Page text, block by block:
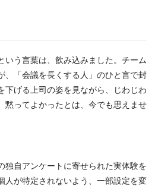
いう言葉は、飲み込みました。チーム
、「会議を長くする人」のひと言で封
下げる上司の姿を見ながら、じわじわ
黙ってよかったとは、今でも思えませ
独自アンケートに寄せられた実体験を
人が特定されないよう、一部設定を変